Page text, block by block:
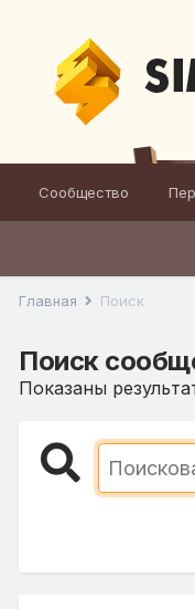
Сообщество
Главная Поиск
Поиск
Показаны